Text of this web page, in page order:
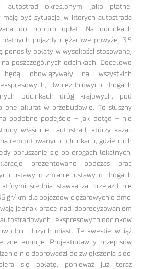
autostrad określonymi jako płatne.
mają być sytuacje, w których autostrada
do poboru opłat. Na odcinkach
pojazdy ciężarowe powyżej 3,5
opłaty w wysokości stosowanej
poszczególnych odcinkach. Docelowo
obowiązywały na wszystkich
dwujezdniowych drogach
odcinkach dróg krajowych, pod
one akurat w przebudowie. To słuszny
podobne podejście – jak dotąd – nie
właścicieli autostrad, którzy kazali
remontowanych odcinkach, gdzie ruch
poruszanie się po drogach lokalnych.
prezentowane podczas prac
ustawy o zmianie ustawy o drogach
średnia stawka za przejazd nie
gr/km dla pojazdów ciężarowych o dmc.
jednak prace nad doprecyzowaniem
i ekspresowych odcinków
dużych miast. Te kwestie wciąż
emocje. Projektodawcy przepisów
nie doprowadzi do zwiększenia sieci
się opłatę, ponieważ już teraz